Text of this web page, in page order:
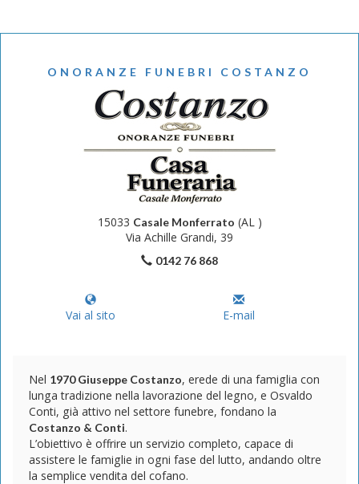
ONORANZE FUNEBRI COSTANZO
15033 Casale Monferrato (AL )
Via Achille Grandi, 39
0142 76 868
Vai al sito E-mail
Nel 1970 Giuseppe Costanzo, erede di una famiglia con
lunga tradizione nella lavorazione del legno, e Osvaldo
Conti, già attivo nel settore funebre, fondano la
Costanzo & Conti.
L’obiettivo è offrire un servizio completo, capace di
assistere le famiglie in ogni fase del lutto, andando oltre
la semplice vendita del cofano.